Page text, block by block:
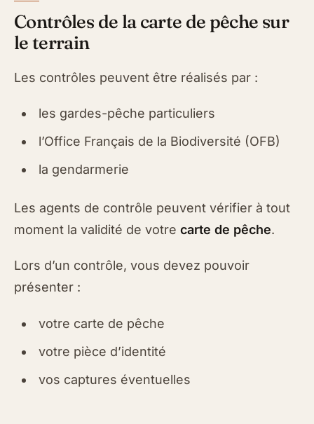
Contrôles de la carte de pêche sur
le terrain
Les contrôles peuvent être réalisés par :
les gardes-pêche particuliers
l’Office Français de la Biodiversité (OFB)
la gendarmerie
Les agents de contrôle peuvent vérifier à tout
moment la validité de votre carte de pêche.
Lors d’un contrôle, vous devez pouvoir
présenter :
votre carte de pêche
votre pièce d’identité
vos captures éventuelles